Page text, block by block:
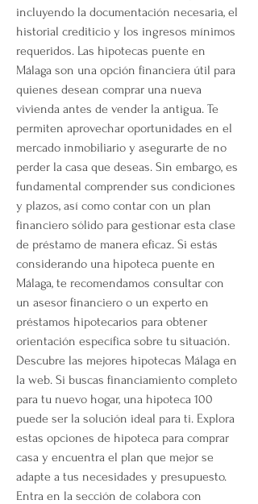
incluyendo la documentación necesaria, el
historial crediticio y los ingresos mínimos
requeridos. Las hipotecas puente en
Málaga son una opción financiera útil para
quienes desean comprar una nueva
vivienda antes de vender la antigua. Te
permiten aprovechar oportunidades en el
mercado inmobiliario y asegurarte de no
perder la casa que deseas. Sin embargo, es
fundamental comprender sus condiciones
y plazos, así como contar con un plan
financiero sólido para gestionar esta clase
de préstamo de manera eficaz. Si estás
considerando una hipoteca puente en
Málaga, te recomendamos consultar con
un asesor financiero o un experto en
préstamos hipotecarios para obtener
orientación específica sobre tu situación.
Descubre las mejores hipotecas Málaga en
la web. Si buscas financiamiento completo
para tu nuevo hogar, una hipoteca 100
puede ser la solución ideal para ti. Explora
estas opciones de hipoteca para comprar
casa y encuentra el plan que mejor se
adapte a tus necesidades y presupuesto.
Entra en la sección de colabora con